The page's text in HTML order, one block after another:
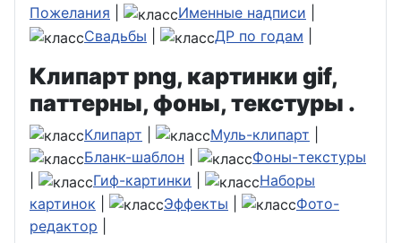
Пожелания
Именные надписи
Свадьбы
ДР по годам
Клипарт png, картинки gif,
паттерны, фоны, текстуры .
Клипарт Муль-клипарт
Бланк-шаблон
Фоны-текстуры
Гиф-картинки
Наборы
картинок
Эффекты
Фото-
редактор